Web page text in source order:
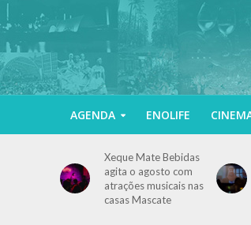
AGENDA ENOLIFE
Xeque Mate Bebidas
agita o agosto com
atrações musicais nas
casas Mascate